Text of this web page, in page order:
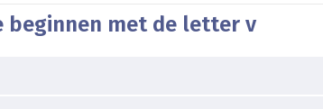
beginnen met de letter v